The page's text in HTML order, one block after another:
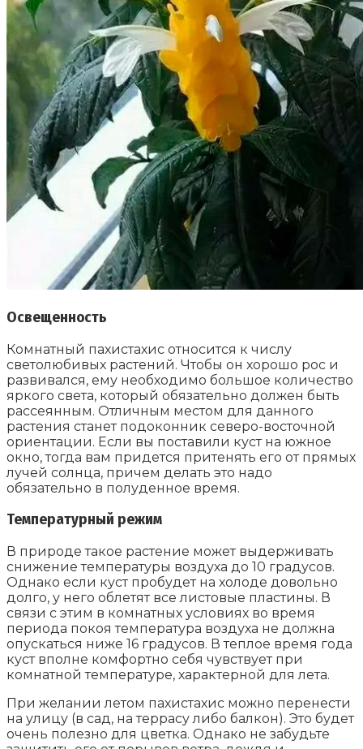
Освещенность
Комнатный пахистахис относится к числу
светолюбивых растений. Чтобы он хорошо рос и
развивался, ему необходимо большое количество
яркого света, который обязательно должен быть
рассеянным. Отличным местом для данного
растения станет подоконник северо-восточной
ориентации. Если вы поставили куст на южное
окно, тогда вам придется притенять его от прямых
лучей солнца, причем делать это надо
обязательно в полуденное время.
Температурный режим
В природе такое растение может выдерживать
снижение температуры воздуха до 10 градусов.
Однако если куст пробудет на холоде довольно
долго, у него облетят все листовые пластины. В
связи с этим в комнатных условиях во время
периода покоя температура воздуха не должна
опускаться ниже 16 градусов. В теплое время года
куст вполне комфортно себя чувствует при
комнатной температуре, характерной для лета.
При желании летом пахистахис можно перенести
на улицу (в сад, на террасу либо балкон). Это будет
очень полезно для цветка. Однако не забудьте